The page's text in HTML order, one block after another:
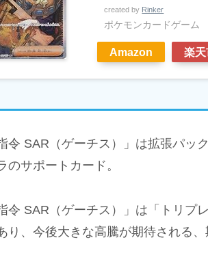
created by Rinker
ポケモンカードゲーム
Amazon 楽
令 SAR（ゲーチス）」は拡張パッ
のサポートカード。
令 SAR（ゲーチス）」は「トリプ
り、今後大きな高騰が期待される